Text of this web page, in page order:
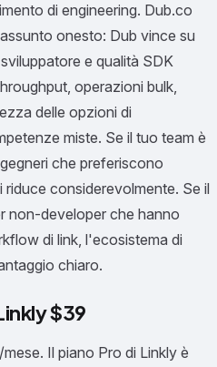
di engineering. Dub.co
onesto: Dub vince su
e qualità SDK
operazioni bulk,
delle opzioni di
miste. Se il tuo team è
che preferiscono
considerevolmente. Se il
non-developer che hanno
di link, l'ecosistema di
chiaro.
$39
Il piano Pro di Linkly è